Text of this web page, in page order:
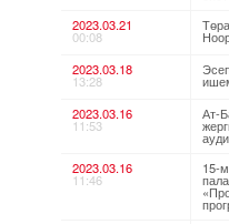
2023.03.21
00:08
2023.03.18
13:28
2023.03.16
11:53
Ат-
2023.03.16
11:46
15-